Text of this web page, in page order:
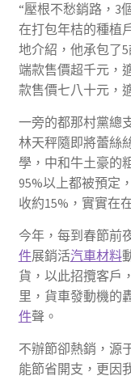
“壓根不愁銷路，3
在打包年桔的種植
地介紹，他承包了
端款售價超千元，
款售價七八十元，
一旁的都那村黨總
林天秤隨即將蕾絲
學，中和牛土豪的
95%以上都被預定
收約15%，實實在
今年，每到春節前
件展銷活汽車材料
貨，以此招攬客戶
里，貨車發動機的
件聲。
不辦節卻熱銷，源
能節省開支，更因